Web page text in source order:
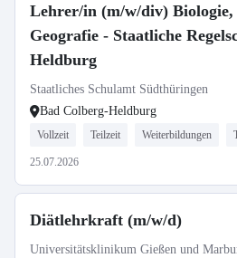
Lehrer/in (m/w/div) Biologie,
Geografie - Staatliche
Heldburg
Staatliches Schulamt Südthüringen
Bad Colberg-Heldburg
Vollzeit Teilzeit Weiterbildungen
25.07.2026
Diätlehrkraft (m/w/d)
Universitätsklinikum Gießen und